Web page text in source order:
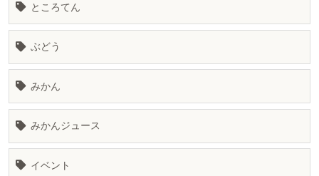
ところてん
ぶどう
みかん
みかんジュース
イベント